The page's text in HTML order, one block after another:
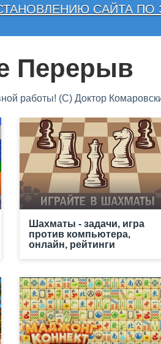
САЙТА ПО
Перерыв
работы! (С) Доктор
Шахматы - задачи, игра
против компьютера,
онлайн, рейтинги